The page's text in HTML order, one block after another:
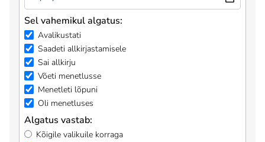
Sel vahemikul algatus:
Avalikustati
Saadeti allkirjastamisele
Sai allkirju
Võeti menetlusse
Menetleti lõpuni
Oli menetluses
Algatus vastab:
Kõigile valikuile korraga